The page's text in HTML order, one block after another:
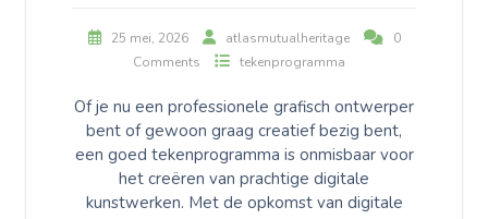
25 mei, 2026 atlasmutualheritage
0
Comments
tekenprogramma
Of je nu een professionele grafisch ontwerper
bent of gewoon graag creatief bezig bent,
een goed tekenprogramma is onmisbaar voor
het creëren van prachtige digitale
kunstwerken. Met de opkomst van digitale